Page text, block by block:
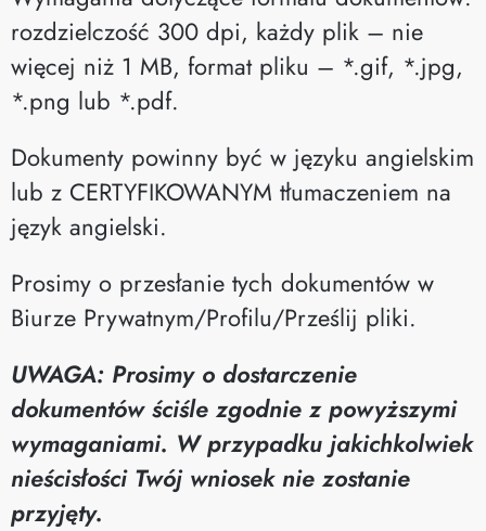
rozdzielczość 300 dpi, każdy plik – nie
więcej niż 1 MB, format pliku – *.gif, *.jpg,
*.png lub *.pdf.
Dokumenty powinny być w języku angielskim
lub z CERTYFIKOWANYM tłumaczeniem na
język angielski.
Prosimy o przesłanie tych dokumentów w
Biurze Prywatnym/Profilu/Prześlij pliki.
UWAGA: Prosimy o dostarczenie
dokumentów ściśle zgodnie z powyższymi
wymaganiami. W przypadku jakichkolwiek
nieścisłości Twój wniosek nie zostanie
przyjęty.